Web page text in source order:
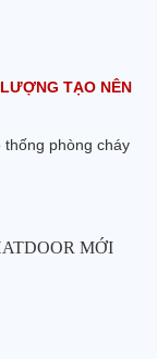
TẠO NÊN
thống phòng cháy